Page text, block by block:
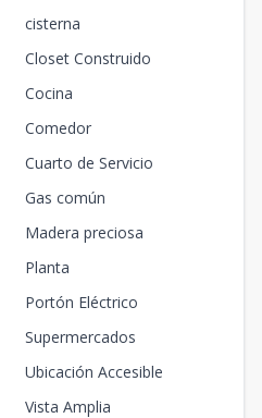
cisterna
Closet Construido
Cocina
Comedor
Cuarto de Servicio
Gas común
Madera preciosa
Planta
Portón Eléctrico
Supermercados
Ubicación Accesible
Vista Amplia